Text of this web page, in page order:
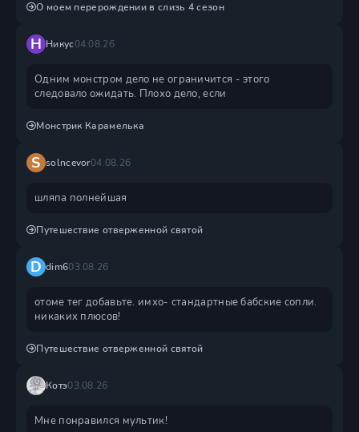
О моем перерождении в слизь 4 сезон
Н Никус04.08.26
Одним монстром дело не ограничится - этого
следовало ожидать. Плохо дело, если
Монстрик Карамелька
S solncevor04.08.26
шляпа полнейшая
Путешествие отверженной святой
D dim603.08.26
отоме тег добавьте. имхо- стандартные бабские сопли.
никаких плюсов!
Путешествие отверженной святой
Котэ03.08.26
Мне понравился мультик!